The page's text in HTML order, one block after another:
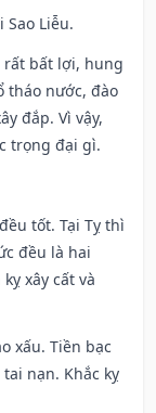
Sao Liễu.
rất bất lợi, hung
tháo nước, đào
đắp. Vì vậy,
trọng đại gì.
tốt. Tại Tỵ thì
đều là hai
xây cất và
xấu. Tiền bạc
nạn. Khắc kỵ